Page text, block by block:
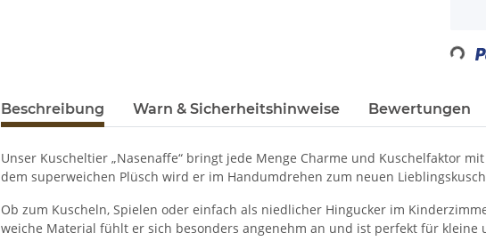
Loading...
Beschreibung Warn & Sicherheitshinweise Bewertungen
Unser Kuscheltier „Nasenaffe“ bringt jede Menge Charme und Kuschelfaktor
dem superweichen Plüsch wird er im Handumdrehen zum neuen
Ob zum Kuscheln, Spielen oder einfach als niedlicher Hingucker im
weiche Material fühlt er sich besonders angenehm an und ist perfekt für kleine